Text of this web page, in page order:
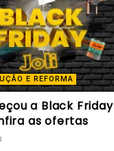
E REFORMA
a Black Friday
as ofertas